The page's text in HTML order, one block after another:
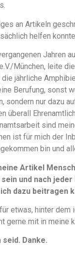
an Artikeln
helfen konnte.
Jahren
München, leite
jährliche
Berufung, sonst
sondern nur dazu
überall
sind
ist für mich der
bin und
Artikel
und nach
dazu beitragen
etwas, hinter
gerne mit in meine
seid. Danke.